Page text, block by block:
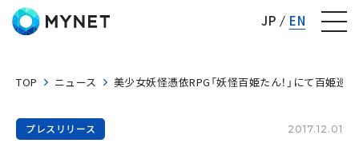
JP EN
TOP ニュース 美少女妖怪憑依RPG「妖怪百姫たん！」にて百姫巡
プレスリリース 2017.12.01